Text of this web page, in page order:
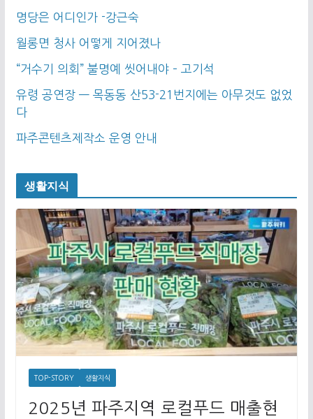
명당은 어디인가 -강근숙
월롱면 청사 어떻게 지어졌나
“거수기 의회” 불명예 씻어내야 – 고기석
유령 공연장 — 목동동 산53-21번지에는 아무것도 없었
다
파주콘텐츠제작소 운영 안내
생활지식
TOP-STORY 생활지식
2025년 파주지역 로컬푸드 매출현